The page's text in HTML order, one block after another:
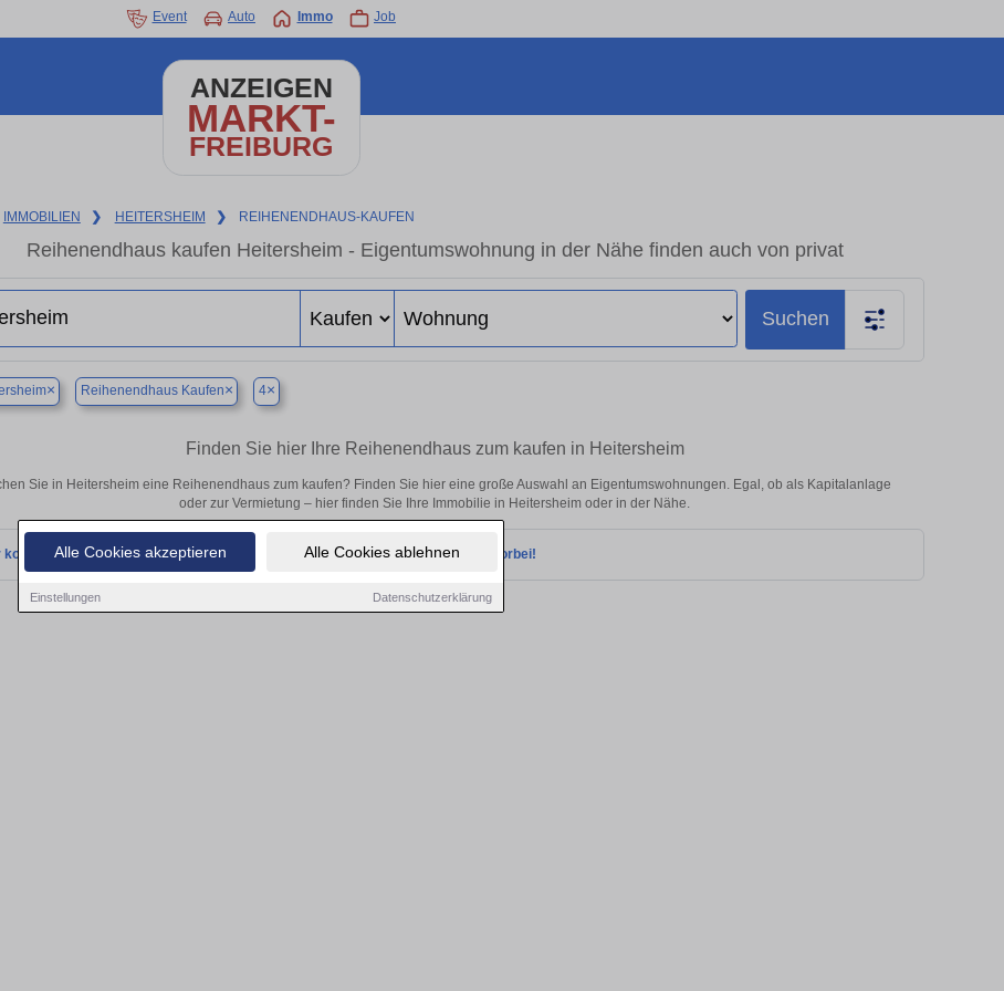
Alle Cookies akzeptieren Alle Cookies ablehnen
Einstellungen Datenschutzerklärung
Event Auto Immo Job
ANZEIGEN
MARKT-
FREIBURG
IMMOBILIEN ❯ HEITERSHEIM ❯ REIHENENDHAUS-KAUFEN
Reihenendhaus kaufen Heitersheim - Eigentumswohnung in der Nähe finden auch von privat
Suchen
× Reihenendhaus Kaufen× 4×
Finden Sie hier Ihre Reihenendhaus zum kaufen in Heitersheim
Sie in Heitersheim eine Reihenendhaus zum kaufen? Finden Sie hier eine große Auswahl an Eigentumswohnungen. Egal, ob als Kapitalanlage
oder zur Vermietung – hier finden Sie Ihre Immobilie in Heitersheim oder in der Nähe.
konnten wir derzeit keine passenden Objekte finden. Schauen Sie bald wieder vorbei!